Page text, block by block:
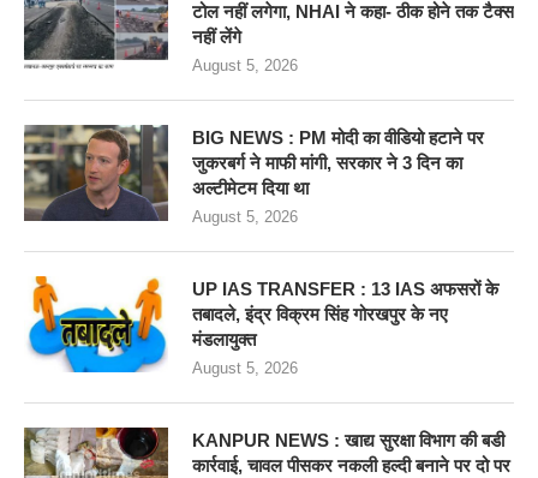
टोल नहीं लगेगा, NHAI ने कहा- ठीक होने तक टैक्स
नहीं लेंगे
August 5, 2026
BIG NEWS : PM मोदी का वीडियो हटाने पर
जुकरबर्ग ने माफी मांगी, सरकार ने 3 दिन का
अल्टीमेटम दिया था
August 5, 2026
UP IAS TRANSFER : 13 IAS अफसरों के
तबादले, इंद्र विक्रम सिंह गोरखपुर के नए
मंडलायुक्त
August 5, 2026
KANPUR NEWS : खाद्य सुरक्षा विभाग की बडी
कार्रवाई, चावल पीसकर नकली हल्दी बनाने पर दो पर